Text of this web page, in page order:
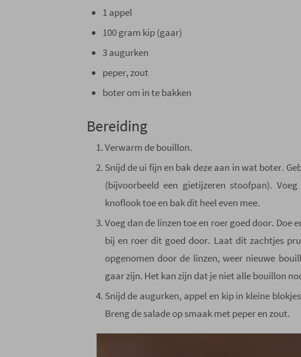
1 appel
100 gram kip (gaar)
3 augurken
peper, zout
boter om in te bakken
Bereiding
Verwarm de bouillon.
Snijd de ui fijn en bak deze aan in wat boter.
(bijvoorbeeld een gietijzeren stoofpan).
knoflook toe en bak dit heel even mee.
Voeg dan de linzen toe en roer goed door. Doe
bij en roer dit goed door. Laat dit zachtjes
opgenomen door de linzen, weer nieuwe
gaar zijn. Het kan zijn dat je niet alle bouillon
Snijd de augurken, appel en kip in kleine
Breng de salade op smaak met peper en zout.